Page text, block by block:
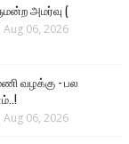
அமர்வு (
Aug 06, 2026
வழக்கு - பல
Aug 06, 2026